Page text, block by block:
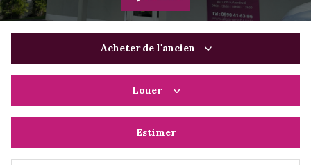
Acheter de l'ancien
Du neuf
Louer
De l'immo pro
Estimer